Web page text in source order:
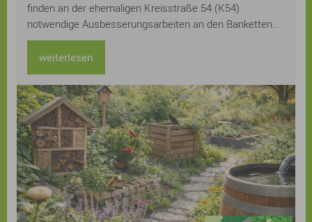
finden an der ehemaligen Kreisstraße 54 (K54)
notwendige Ausbesserungsarbeiten an den Banketten
statt. Für diesen Zeitraum muss die Straße voll gesperrt
werden.
weiterlesen